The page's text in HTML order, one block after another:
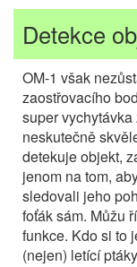
Detekce
OM-1 však
zaostřovacího
super
neskutečně
detekuje objekt,
jenom na tom,
sledovali jeho
foťák sám. Můžu
funkce. Kdo si to
(nejen) letící